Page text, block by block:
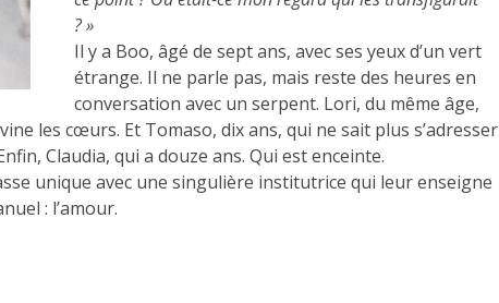
? »
Il y a Boo, âgé de sept ans, avec ses yeux d’un vert
étrange. Il ne parle pas, mais reste des heures en
conversation avec un serpent. Lori, du même âge,
les cœurs. Et Tomaso, dix ans, qui ne sait plus s’adresser
Claudia, qui a douze ans. Qui est enceinte.
unique avec une singulière institutrice qui leur enseigne
: l’amour.